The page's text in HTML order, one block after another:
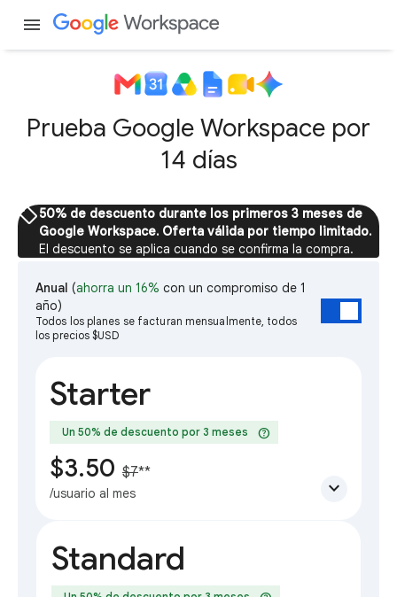
menu
Prueba Google Workspace por
14 días
sell50% de descuento durante los primeros 3 meses de
Google Workspace. Oferta válida por tiempo limitado.
El descuento se aplica cuando se confirma la compra.
Anual (ahorra un 16% con un compromiso de 1
año)
Todos los planes se facturan mensualmente, todos
los precios $USD
Starter
Un 50% de descuento por 3 meses help
$3.50 $7**
/usuario al mes expand_more
Standard